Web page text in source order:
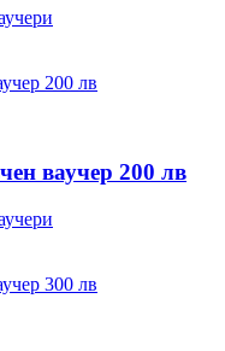
ваучер 200 лв